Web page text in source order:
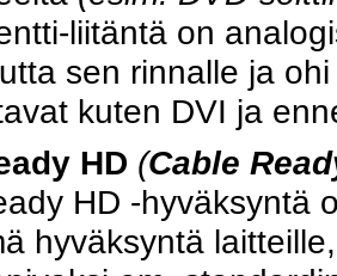
liitäntä on
sen rinnalle ja
kuten DVI ja
HD (Cable
HD -hyväksyntä
hyväksyntä